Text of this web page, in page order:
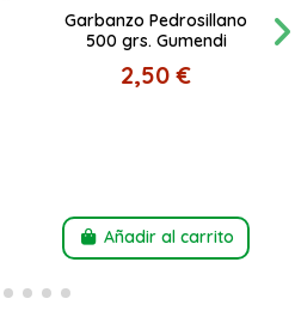
Garbanzo Pedrosillano
500 grs. Gumendi
2,50 €
Añadir al carrito